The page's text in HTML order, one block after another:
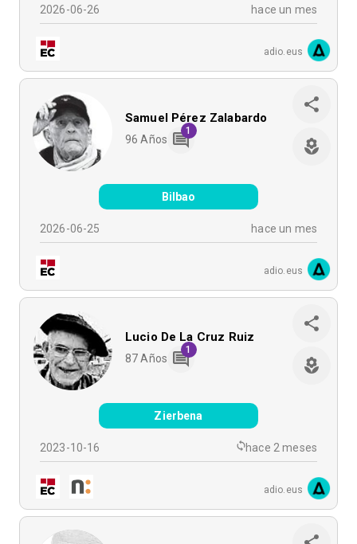
2026-06-26 hace un mes
adio.eus
Samuel Pérez Zalabardo
96 Años
1
Bilbao
2026-06-25 hace un mes
adio.eus
Lucio De La Cruz Ruiz
87 Años
1
Zierbena
2023-10-16 hace 2 meses
adio.eus